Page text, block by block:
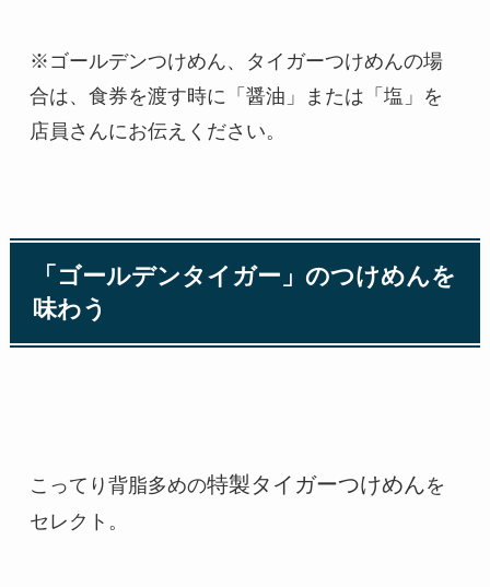
※ゴールデンつけめん、タイガーつけめんの場
合は、食券を渡す時に「醤油」または「塩」を
店員さんにお伝えください。
「ゴールデンタイガー」のつけめんを
味わう
こってり背脂多めの特製タイガーつけめんを
セレクト。